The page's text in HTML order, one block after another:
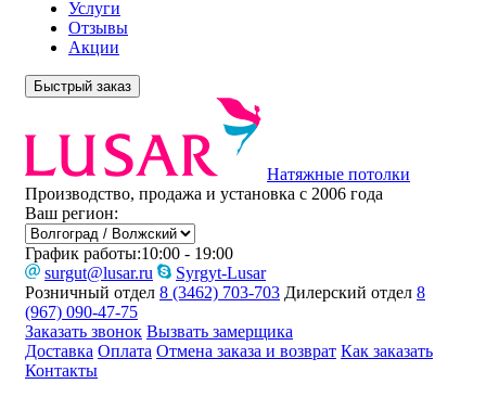
Услуги
Отзывы
Акции
Быстрый заказ
Натяжные потолки
Производство, продажа и установка с 2006 года
Ваш регион:
График работы:10:00 - 19:00
surgut@lusar.ru
Syrgyt-Lusar
Розничный отдел 8 (3462) 703-703 Дилерский отдел 8
(967) 090-47-75
Заказать звонок Вызвать замерщика
Доставка Оплата Отмена заказа и возврат Как заказать
Контакты